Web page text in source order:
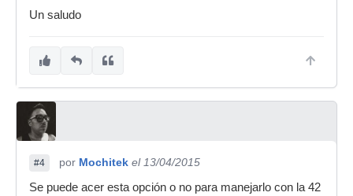
Un saludo
#4 por Mochitek el 13/04/2015
Se puede acer esta opción o no para manejarlo con la 42